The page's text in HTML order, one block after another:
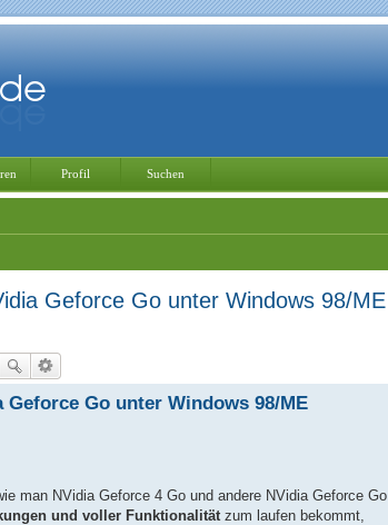
Profil Suchen
Geforce Go unter Windows 98/ME
Go unter Windows 98/ME
man NVidia Geforce 4 Go und andere NVidia Geforce Go
und voller Funktionalität zum laufen bekommt,